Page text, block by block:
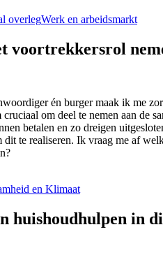
overlegWerk en arbeidsmarkt
voortrekkersrol
én burger maak ik me
om deel te nemen aan de
betalen en zo dreigen
dit te realiseren. Ik vraag me af
en Klimaat
huishoudhulpen in